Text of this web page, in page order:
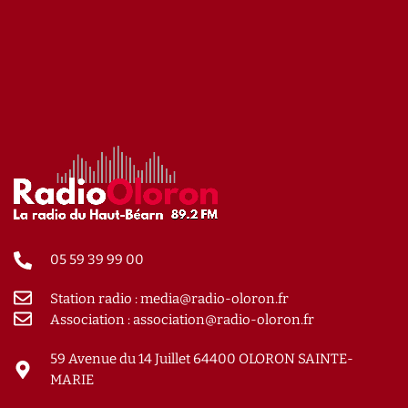
05 59 39 99 00
Station radio : media@radio-oloron.fr
Association : association@radio-oloron.fr
59 Avenue du 14 Juillet 64400 OLORON SAINTE-
MARIE